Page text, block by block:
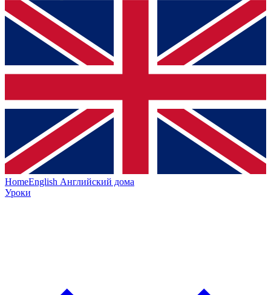
HomeEnglish Английский дома
Уроки